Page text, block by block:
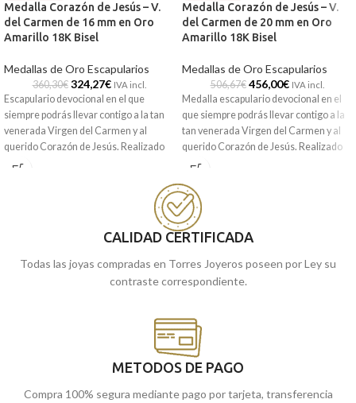
Medalla Corazón de Jesús – V.
del Carmen de 16 mm en Oro
Amarillo 18K Bisel
Medallas de Oro Escapularios
360,30€ 324,27€ IVA incl.
Escapulario devocional en el que
siempre podrás llevar contigo a la tan
venerada Virgen del Carmen y al
querido Corazón de Jesús. Realizado
en Oro amarillo de 18 kilates y 16 mm
tiendas de Málaga, o si la compras
online, te la enviamos a casa.
Medalla Corazón de Jesús – V.
del Carmen de 20 mm en Oro
Amarillo 18K Bisel
Medallas de Oro Escapularios
506,67€ 456,00€ IVA incl.
Medalla escapulario devocional en el
que siempre podrás llevar contigo a la
tan venerada Virgen del Carmen y al
querido Corazón de Jesús. Realizado
en Oro amarillo de 18 kilates y 20 mm
Puedes encontrarla en nuestras
tiendas de Málaga, o si la compras
online, te la enviamos a casa.
CALIDAD CERTIFICADA
Todas las joyas compradas en Torres Joyeros poseen por Ley su
contraste correspondiente.
METODOS DE PAGO
Compra 100% segura mediante pago por tarjeta, transferencia